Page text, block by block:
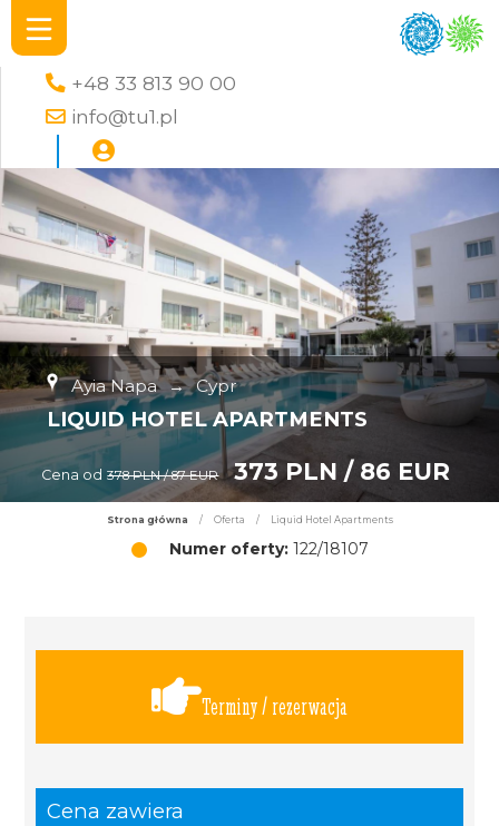
+48 33 813 90 00
info@tu1.pl
Ayia Napa → Cypr
LIQUID HOTEL APARTMENTS
Cena od 378 PLN / 87 EUR 373 PLN / 86 EUR
Strona główna / Oferta / Liquid Hotel Apartments
Numer oferty:122/18107
Terminy / rezerwacja
Cena zawiera